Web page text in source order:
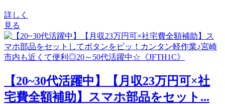
詳しく
見る
【20~30代活躍中】【月収23万円可×社
宅費全額補助】スマホ部品をセット...